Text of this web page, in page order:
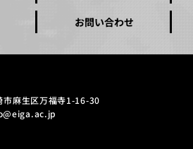
お問い合わせ
市麻生区万福寺1-16-30